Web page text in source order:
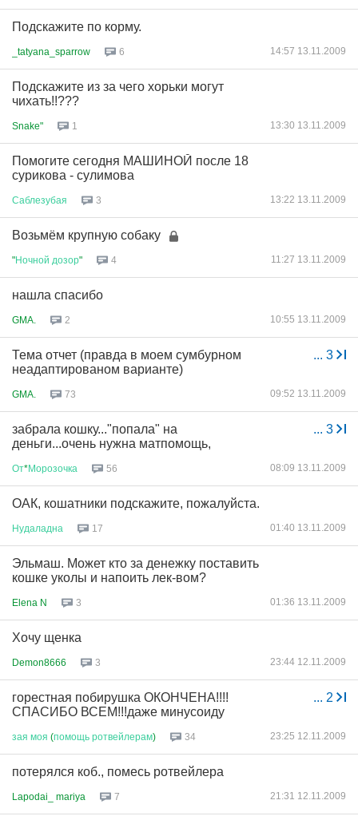
Подскажите по корму.
_tatyana_sparrow 6 14:57 13.11.2009
Подскажите из за чего хорьки могут
чихать!!???
Snake" 1 13:30 13.11.2009
Помогите сегодня МАШИНОЙ после 18
сурикова - сулимова
Саблезубая 3 13:22 13.11.2009
Возьмём крупную собаку
"Ночной дозор" 4 11:27 13.11.2009
нашла спасибо
GMA. 2 10:55 13.11.2009
... 3
Тема отчет (правда в моем сумбурном
неадаптированом варианте)
GMA. 73 09:52 13.11.2009
... 3
забрала кошку..."попала" на
деньги...очень нужна матпомощь,
От*Морозочка 56 08:09 13.11.2009
ОАК, кошатники подскажите, пожалуйста.
Нудаладна 17 01:40 13.11.2009
Эльмаш. Может кто за денежку поставить
кошке уколы и напоить лек-вом?
Elena N 3 01:36 13.11.2009
Хочу щенка
Demon8666 3 23:44 12.11.2009
... 2
горестная побирушка ОКОНЧЕНА!!!!
СПАСИБО ВСЕМ!!!даже минусоиду
зая моя (помощь ротвейлерам) 34 23:25 12.11.2009
потерялся коб., помесь ротвейлера
Lapodai_ mariya 7 21:31 12.11.2009